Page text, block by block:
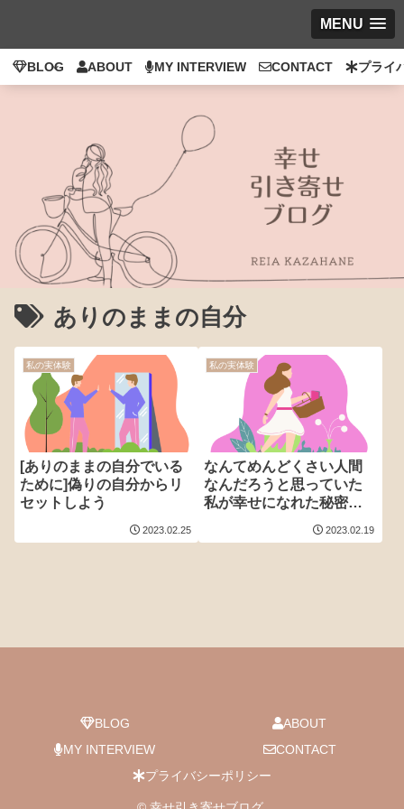
MENU
BLOG ABOUT MY INTERVIEW CONTACT プライ
ありのままの自分
私の実体験
[ありのままの自分でいる
ために]偽りの自分からリ
セットしよう
2023.02.25
私の実体験
なんてめんどくさい人間
なんだろうと思っていた
私が幸せになれた秘密の
2023.02.19
BLOG
ABOUT
MY INTERVIEW
CONTACT
プライバシーポリシー